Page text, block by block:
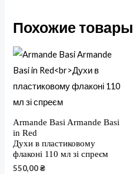
Похожие товары
Armande Basi Armande Basi
in Red
Духи в пластиковому
флаконі 110 мл зі спреєм
550,00₴